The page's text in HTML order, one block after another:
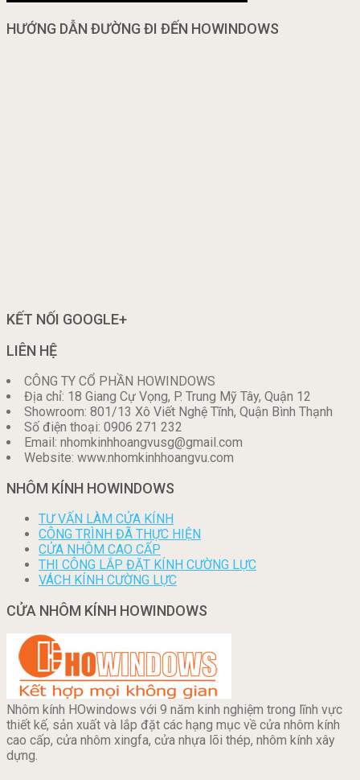
HƯỚNG DẪN ĐƯỜNG ĐI ĐẾN HOWINDOWS
KẾT NỐI GOOGLE+
LIÊN HỆ
CÔNG TY CỔ PHẦN HOWINDOWS
Địa chỉ: 18 Giang Cự Vọng, P. Trung Mỹ Tây, Quận 12
Showroom: 801/13 Xô Viết Nghệ Tĩnh, Quận Bình Thạnh
Số điện thoại: 0906 271 232
Email: nhomkinhhoangvusg@gmail.com
Website: www.nhomkinhhoangvu.com
NHÔM KÍNH HOWINDOWS
TƯ VẤN LÀM CỬA KÍNH
CÔNG TRÌNH ĐÃ THỰC HIỆN
CỬA NHÔM CAO CẤP
THI CÔNG LẮP ĐẶT KÍNH CƯỜNG LỰC
VÁCH KÍNH CƯỜNG LỰC
CỬA NHÔM KÍNH HOWINDOWS
Nhôm kính HOwindows với 9 năm kinh nghiệm trong lĩnh vực
thiết kế, sản xuất và lắp đặt các hạng mục về cửa nhôm kính
cao cấp, cửa nhôm xingfa, cửa nhựa lõi thép, nhôm kính xây
dựng.